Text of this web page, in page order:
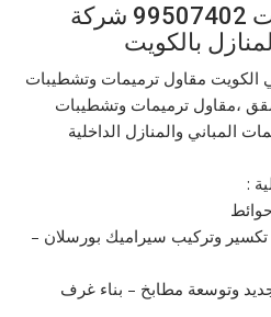
مقاول ترميمات الكويت 99507402 شركة
بالكويت
الكويت مقاول ترميمات وتشطيبات
،مقاول ترميمات وتشطيبات
المباني والمنازل الداخلية
:
وتركيب سيراميك بورسلان –
وتوسعة مطابخ – بناء غرف